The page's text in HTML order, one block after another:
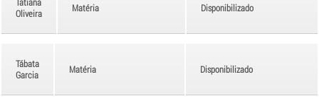
Oliveira
Matéria Disponibilizado
Tábata
Garcia
Matéria Disponibilizado